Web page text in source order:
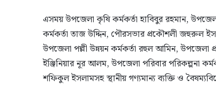
এসময় উপজেলা কৃষি কর্মকর্তা হাবিবুর রহমান,
কর্মকর্তা তাজ উদ্দিন, পৌরসভার প্রকৌশলী জহুরুল
উপজেলা পল্লী উন্নয়ন কর্মকর্তা রহুল আমিন, উপজেলা
ইঞ্জিনিয়ার নূর আলম, উপজেলা পরিবার পরিকল্পনা
শফিকুল ইসলামসহ স্থানীয় গণ্যমান্য ব্যক্তি ও